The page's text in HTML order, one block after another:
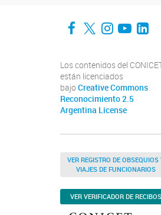
Facebook
Twitter
Los contenidos del
están licenciados
bajo Creative Commons
Reconocimiento 2.5
Argentina License
VER REGISTRO DE OBSEQUIOS
VIAJES DE FUNCIONARIOS
VER VERIFICADOR DE RECIBOS